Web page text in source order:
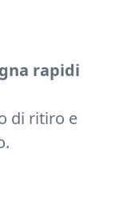
rapidi
di ritiro e